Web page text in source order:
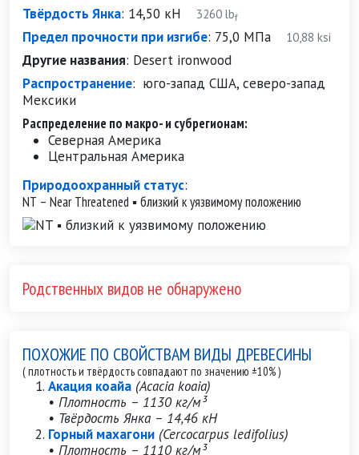
Твёрдость Янка: 14,50 кН 3260 lbf
Предел прочности при изгибе: 75,0 МПа 10,88 ksi
Другие названия: Desert ironwood
Распространение: юго-запад США, северо-запад
Мексики
Распределение по макро- и субрегионам:
Северная Америка
Центральная Америка
Природоохранный статус:
NT – Near Threatened ▪ близкий к уязвимому положению
Родственных видов не обнаружено
ПОХОЖИЕ ПО СВОЙСТВАМ ВИДЫ ДРЕВЕСИНЫ
( плотность и твёрдость совпадают по значению ±10% )
Акация коайа (Acacia koaia)
• Плотность – 1130 кг/м³
• Твёрдость Янка – 14,46 кН
Горный махагони (Cercocarpus ledifolius)
• Плотность – 1110 кг/м³